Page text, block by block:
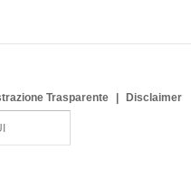
Trasparente Disclaimer